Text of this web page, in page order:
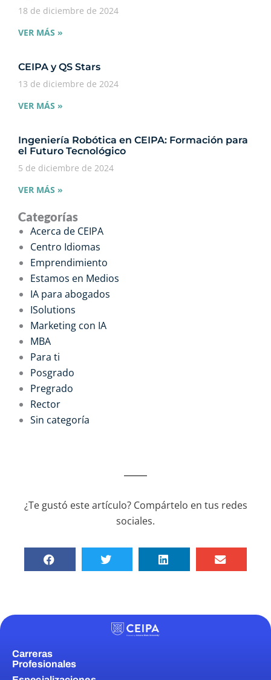
18 de diciembre de 2024
VER MÁS »
CEIPA y QS Stars
13 de diciembre de 2024
VER MÁS »
Ingeniería Robótica en CEIPA: Formación para
el Futuro Tecnológico
5 de diciembre de 2024
VER MÁS »
Categorías
Acerca de CEIPA
Centro Idiomas
Emprendimiento
Estamos en Medios
IA para abogados
ISolutions
Marketing con IA
MBA
Para ti
Posgrado
Pregrado
Rector
Sin categoría
¿Te gustó este artículo? Compártelo en tus redes
sociales.
Carreras
Profesionales